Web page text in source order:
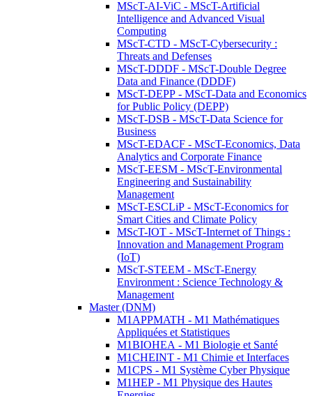
MScT-AI-ViC - MScT-Artificial
Intelligence and Advanced Visual
Computing
MScT-CTD - MScT-Cybersecurity :
Threats and Defenses
MScT-DDDF - MScT-Double Degree
Data and Finance (DDDF)
MScT-DEPP - MScT-Data and Economics
for Public Policy (DEPP)
MScT-DSB - MScT-Data Science for
Business
MScT-EDACF - MScT-Economics, Data
Analytics and Corporate Finance
MScT-EESM - MScT-Environmental
Engineering and Sustainability
Management
MScT-ESCLiP - MScT-Economics for
Smart Cities and Climate Policy
MScT-IOT - MScT-Internet of Things :
Innovation and Management Program
(IoT)
MScT-STEEM - MScT-Energy
Environment : Science Technology &
Management
Master (DNM)
M1APPMATH - M1 Mathématiques
Appliquées et Statistiques
M1BIOHEA - M1 Biologie et Santé
M1CHEINT - M1 Chimie et Interfaces
M1CPS - M1 Système Cyber Physique
M1HEP - M1 Physique des Hautes